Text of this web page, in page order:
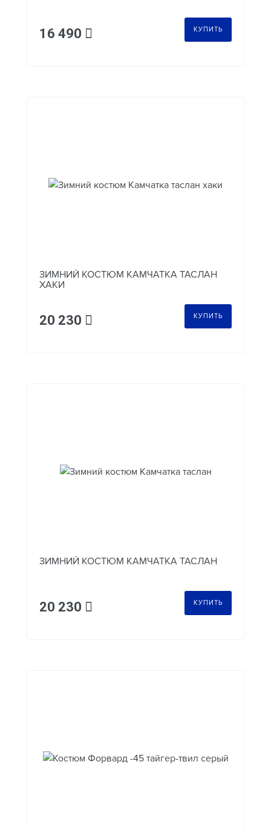
16 490 КУПИТЬ
ЗИМНИЙ КОСТЮМ КАМЧАТКА ТАСЛАН
ХАКИ
20 230 КУПИТЬ
ЗИМНИЙ КОСТЮМ КАМЧАТКА ТАСЛАН
20 230 КУПИТЬ